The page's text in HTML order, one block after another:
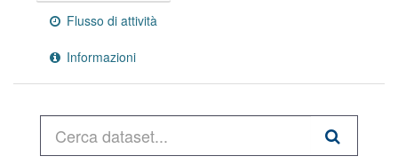
Flusso di attività
Informazioni